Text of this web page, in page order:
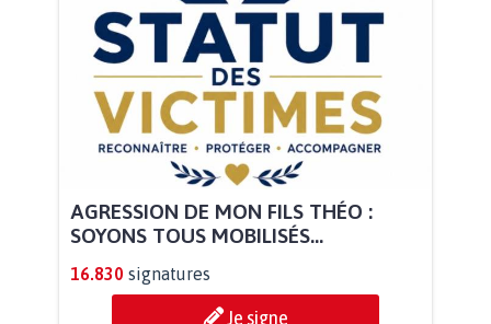
AGRESSION DE MON FILS THÉO :
SOYONS TOUS MOBILISÉS...
16.830 signatures
Je signe